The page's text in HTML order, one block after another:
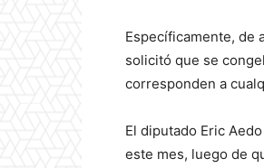
Específicamente, de
solicitó que se
corresponden a
El diputado Eric
este mes, luego de